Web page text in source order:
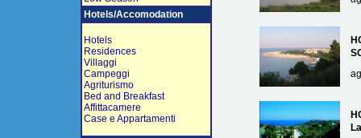
Hotels/Accomodation
Hotels
Residences
Villaggi
Campeggi
Agriturismo
Bed and Breakfast
Affittacamere
Case e Appartamenti